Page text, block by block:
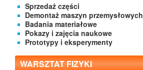
Sprzedaż części
Demontaż maszyn przemysłowych
Badania materiałowe
Pokazy i zajęcia naukowe
Prototypy i eksperymenty
WARSZTAT FIZYKI